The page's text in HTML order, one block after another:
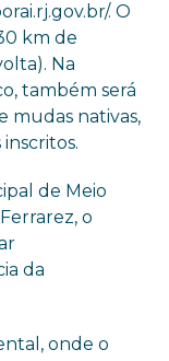
. O
km de
Na
também será
mudas nativas,
de Meio
o
da
onde o